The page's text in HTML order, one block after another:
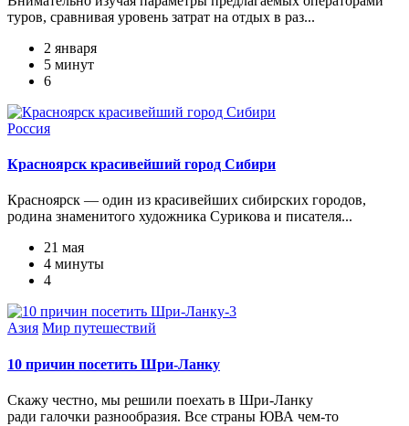
туров, сравнивая уровень затрат на отдых в раз...
2 января
5 минут
6
Россия
Красноярск красивейший город Сибири
Красноярск — один из красивейших сибирских городов,
родина знаменитого художника Сурикова и писателя...
21 мая
4 минуты
4
Азия Мир путешествий
10 причин посетить Шри-Ланку
Скажу честно, мы решили поехать в Шри-Ланку
ради галочки разнообразия. Все страны ЮВА чем-то